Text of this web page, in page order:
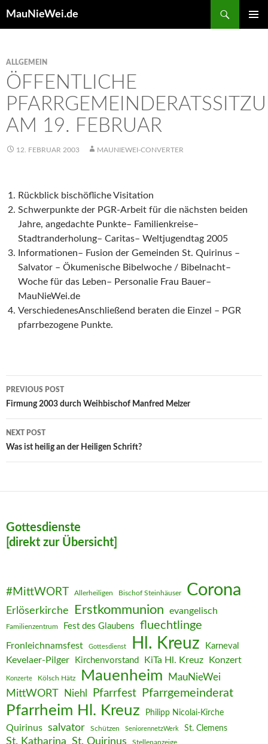
MauNieWei.de
ALLGEMEIN
ÖFFENTLICHE
AM 19. FEBRUAR
12. FEBRUAR 2003 MAUNIEWEI-CONVERTER
Rückblick bischöfliche Visitation
Schwerpunkte der PGR-Arbeit für die nächsten beiden
Jahre, angedachte Punkte– Familienkreise–
Stadtranderholung– Caritas– Weltjugendtag 2005
Informationen– Fusion der Gemeinden St. Quirinus –
Salvator – Ökumenische Bibelwoche / Bibelnacht–
Woche für das Leben– Personalie Frau Bauer–
MauNieWei.de
VerschiedenesAnschließend beraten die Einzel – PGR
pfarrbezogene Punkte.
Post
navigation
PREVIOUS POST
Firmung 2003 durch Weihbischof Manfred Melzer
NEXT POST
Was ist heilig an der Heiligen Schrift?
Gottesdienste
[direkt zur Übersicht]
#MittWORT Allerheiligen Bischof Steinhäuser Corona
Erlöserkirche Erstkommunion evangelisch
Familienzentrum Fest des Glaubens fluechtlinge
Fronleichnamsfest Gottesdienst Hl. Kreuz Karneval
Kevelaer-Pilger Kirchenvorstand KiTa Hl. Kreuz Konzert
Konzerte Kölsch Hätz Mauenheim MauNieWei
MittWORT Niehl Pfarrfest Pfarrgemeinderat
Pfarrheim Hl. Kreuz Philipp Nicolai-Kirche
Quirinus salvator Schützen SeniorennetzWerk St. Clemens
St. Katharina St. Quirinus Stellenanzeige